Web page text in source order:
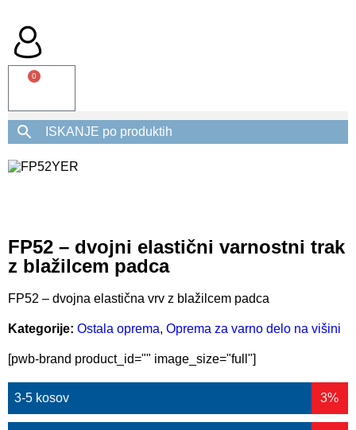
0
FP52 – dvojni elastični varnostni trak
z blažilcem padca
FP52 – dvojna elastična vrv z blažilcem padca
Kategorije: Ostala oprema, Oprema za varno delo na višini
[pwb-brand product_id="" image_size="full"]
3-5 kosov 3%